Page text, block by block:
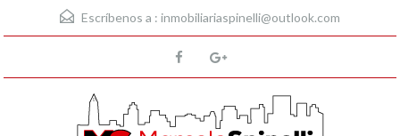
Escríbenos a : inmobiliariaspinelli@outlook.com